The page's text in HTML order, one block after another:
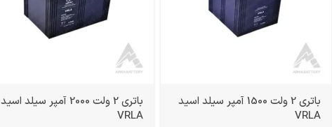
باتری 2 ولت 1500 آمپر سیلد اسید
VRLA
باتری 2 ولت 2000 آمپر سیلد اسید
VRLA